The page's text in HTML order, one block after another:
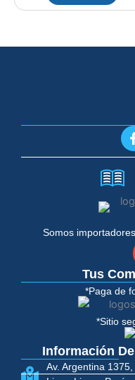
Somos
Tus
*Paga de
*Sitio
Información
Av. Argentina
-